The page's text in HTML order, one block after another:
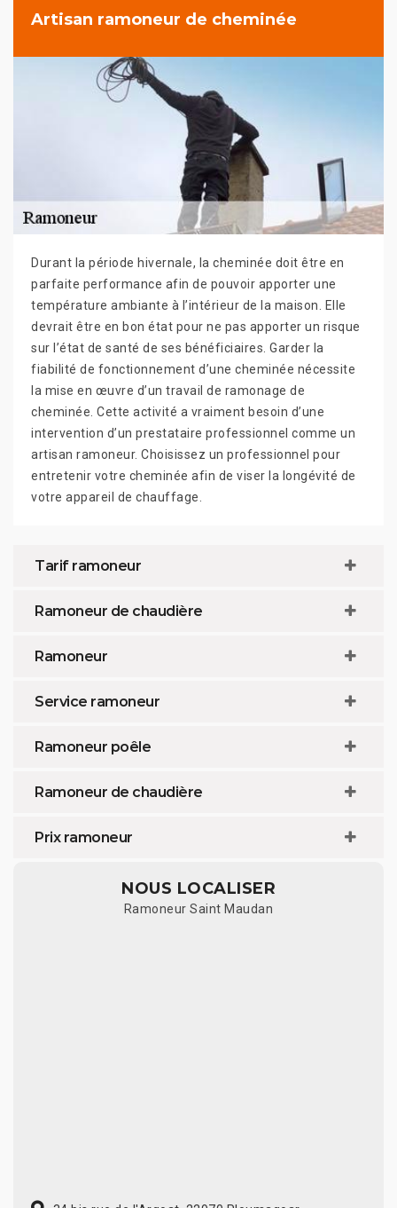
Artisan ramoneur de cheminée
Durant la période hivernale, la cheminée doit être en
parfaite performance afin de pouvoir apporter une
température ambiante à l’intérieur de la maison. Elle
devrait être en bon état pour ne pas apporter un risque
sur l’état de santé de ses bénéficiaires. Garder la
fiabilité de fonctionnement d’une cheminée nécessite
la mise en œuvre d’un travail de ramonage de
cheminée. Cette activité a vraiment besoin d’une
intervention d’un prestataire professionnel comme un
artisan ramoneur. Choisissez un professionnel pour
entretenir votre cheminée afin de viser la longévité de
votre appareil de chauffage.
Tarif ramoneur
Ramoneur de chaudière
Ramoneur
Service ramoneur
Ramoneur poêle
Ramoneur de chaudière
Prix ramoneur
NOUS LOCALISER
Ramoneur Saint Maudan